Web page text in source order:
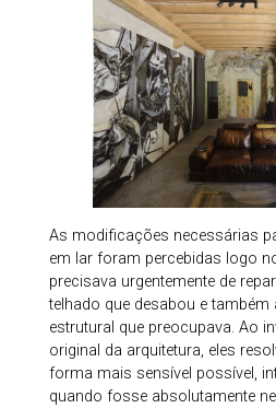
As modificações necessárias
em lar foram percebidas logo
precisava urgentemente de
telhado que desabou e também
estrutural que preocupava. Ao
original da arquitetura, eles
forma mais sensível possível,
quando fosse absolutamente